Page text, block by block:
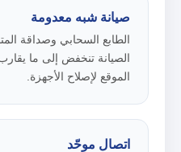
صيانة شبه معدومة
الطابع السحابي وصداقة
الصيانة تنخفض إلى ما
الموقع لإصلاح الأجهزة.
اتصال موحّد